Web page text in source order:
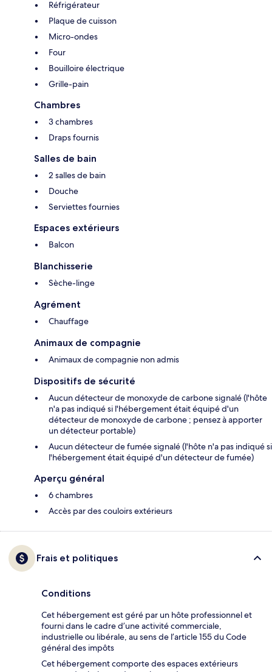
Réfrigérateur
Plaque de cuisson
Micro-ondes
Four
Bouilloire électrique
Grille-pain
Chambres
3 chambres
Draps fournis
Salles de bain
2 salles de bain
Douche
Serviettes fournies
Espaces extérieurs
Balcon
Blanchisserie
Sèche-linge
Agrément
Chauffage
Animaux de compagnie
Animaux de compagnie non admis
Dispositifs de sécurité
Aucun détecteur de monoxyde de carbone signalé (l'hôte
n'a pas indiqué si l'hébergement était équipé d'un
détecteur de monoxyde de carbone ; pensez à apporter
un détecteur portable)
Aucun détecteur de fumée signalé (l'hôte n'a pas indiqué si
l'hébergement était équipé d'un détecteur de fumée)
Aperçu général
6 chambres
Accès par des couloirs extérieurs
Frais et politiques
Conditions
Cet hébergement est géré par un hôte professionnel et
fourni dans le cadre d’une activité commerciale,
industrielle ou libérale, au sens de l’article 155 du Code
général des impôts
Cet hébergement comporte des espaces extérieurs